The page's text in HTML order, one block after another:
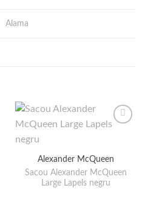
Alama
Alexander McQueen
Sacou Alexander McQueen
Large Lapels negru